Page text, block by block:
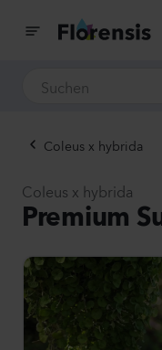
Coleus x hybrida
Coleus x hybrida
Premium